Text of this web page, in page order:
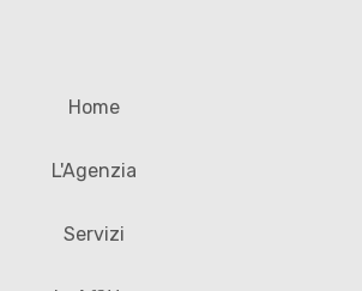
Home
L'Agenzia
Servizi